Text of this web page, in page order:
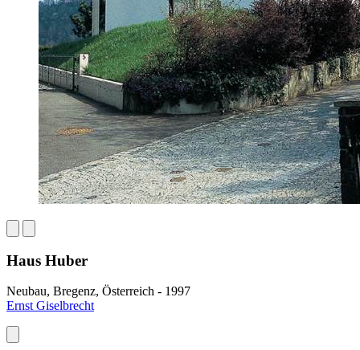
Haus Huber
Neubau, Bregenz, Österreich - 1997
Ernst Giselbrecht